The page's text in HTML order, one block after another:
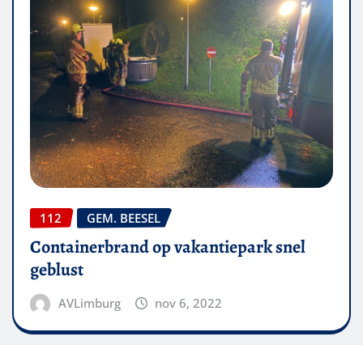
112 GEM. BEESEL
Containerbrand op vakantiepark snel
geblust
AVLimburg nov 6, 2022